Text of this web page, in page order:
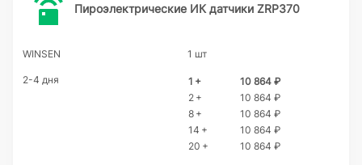
Пироэлектрические ИК датчики ZRP370
WINSEN 1 шт
2-4 дня 1 +
10 864 ₽
2 +
10 864 ₽
8 +
10 864 ₽
14 +
10 864 ₽
20 +
10 864 ₽